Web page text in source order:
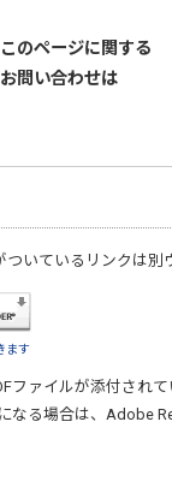
このページに関する
お問い合わせは
ついているリンクは別
ます
ファイルが添付されて
なる場合は、 Adobe